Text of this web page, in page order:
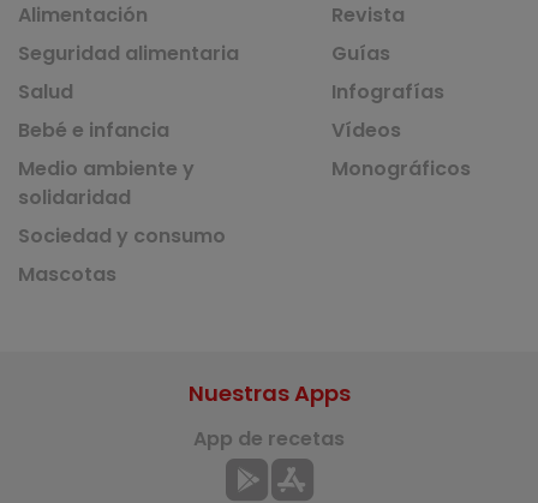
Alimentación
Seguridad alimentaria
Salud
Bebé e infancia
Medio ambiente y
solidaridad
Sociedad y consumo
Mascotas
Revista
Guías
Infografías
Vídeos
Monográficos
Nuestras Apps
App de recetas